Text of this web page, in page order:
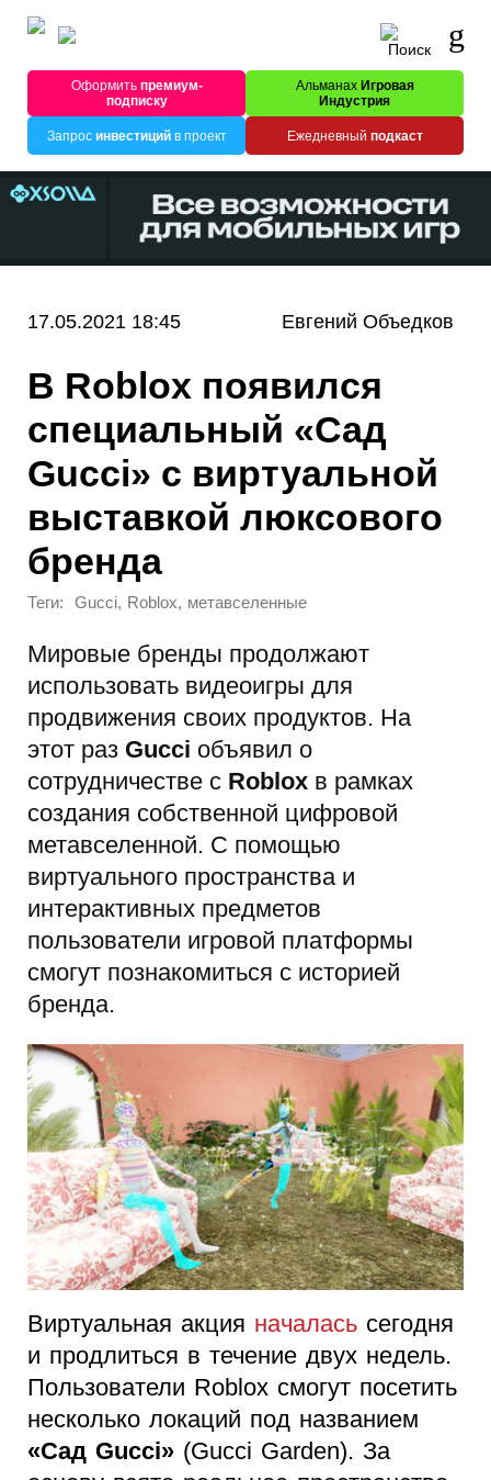
Оформитьпремиум-
подписку
Альманах Игровая
Индустрия
Запрос инвестицийв проект Ежедневный подкаст
17.05.2021 18:45 Евгений Объедков
В Roblox появился
специальный «Сад
Gucci» с виртуальной
выставкой люксового
бренда
Теги: Gucci, Roblox, метавселенные
Мировые бренды продолжают
использовать видеоигры для
продвижения своих продуктов. На
этот раз Gucci объявил о
сотрудничестве с Roblox в рамках
создания собственной цифровой
метавселенной. С помощью
виртуального пространства и
интерактивных предметов
пользователи игровой платформы
смогут познакомиться с историей
бренда.
Виртуальная акция началась сегодня
и продлиться в течение двух недель.
Пользователи Roblox смогут посетить
несколько локаций под названием
«Сад Gucci» (Gucci Garden). За